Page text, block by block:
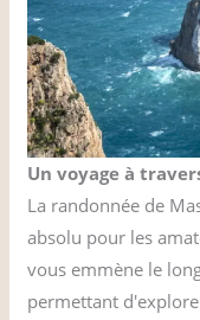
Un voyage à
La randonnée de
absolu pour les
vous emmène le
permettant